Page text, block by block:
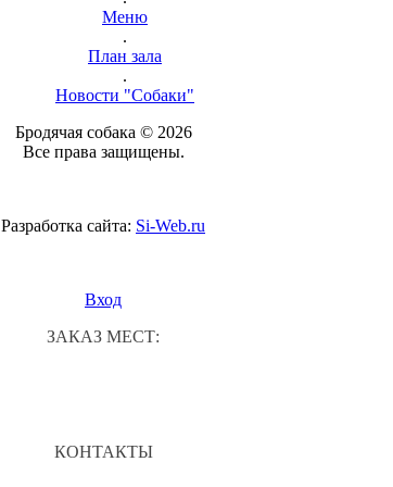
Меню
.
План зала
.
Новости "Собаки"
Бродячая собака © 2026
Все права защищены.
Разработка сайта: Si-Web.ru
Вход
ЗАКАЗ МЕСТ:
КОНТАКТЫ